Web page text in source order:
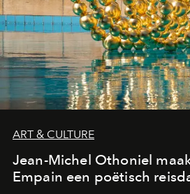
ART & CULTURE
Jean-Michel Othoniel
Empain een poëtisch